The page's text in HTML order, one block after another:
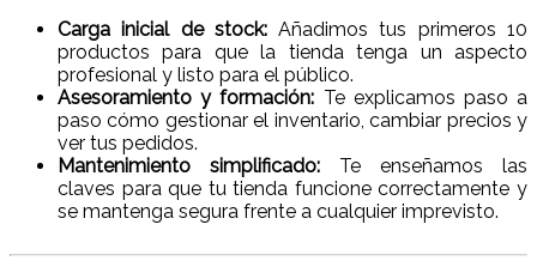
Carga inicial de stock:Añadimos tus primeros 10
productos para que la tienda tenga un aspecto
profesional y listo para el público.
Asesoramiento y formación: Te explicamos paso a
paso cómo gestionar el inventario, cambiar precios y
ver tus pedidos.
Mantenimiento simplificado: Te enseñamos las
claves para que tu tienda funcione correctamente y
se mantenga segura frente a cualquier imprevisto.